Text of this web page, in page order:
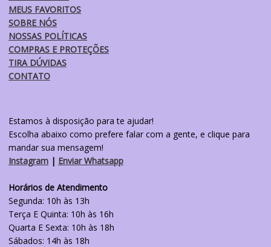
MEUS FAVORITOS
SOBRE NÓS
NOSSAS POLÍTICAS
COMPRAS E PROTEÇÕES
TIRA DÚVIDAS
CONTATO
Estamos à disposição para te ajudar!
Escolha abaixo como prefere falar com a gente, e clique para
mandar sua mensagem!
Instagram | Enviar Whatsapp
Horários de Atendimento
Segunda: 10h às 13h
Terça E Quinta: 10h às 16h
Quarta E Sexta: 10h às 18h
Sábados: 14h às 18h